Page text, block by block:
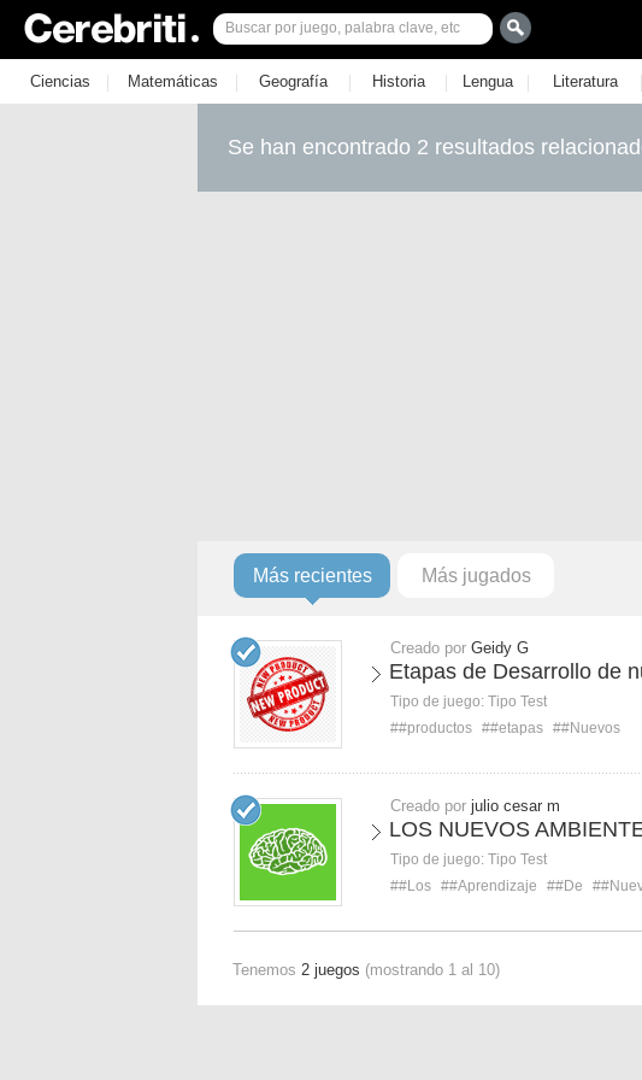
Ciencias | Matemáticas | Geografía | Historia | Lengua | Literatura |
Se han encontrado 2 resultados
Más recientes Más jugados
Creado por Geidy G
Etapas de Desarrollo de
Tipo de juego: Tipo Test
##productos ##etapas ##Nuevos
Creado por julio cesar m
LOS NUEVOS
Tipo de juego: Tipo Test
##Los ##Aprendizaje ##De
Tenemos 2 juegos (mostrando 1 al 10)